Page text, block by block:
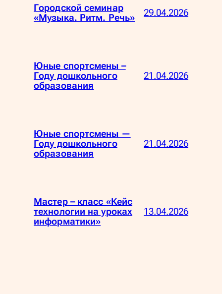
Городской семинар
«Музыка. Ритм. Речь»
29.04.2026
Юные спортсмены –
Году дошкольного
образования
21.04.2026
Юные спортсмены —
Году дошкольного
образования
21.04.2026
Мастер – класс «Кейс
технологии на уроках
информатики»
13.04.2026